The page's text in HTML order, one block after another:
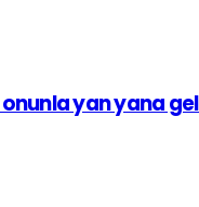
yan yana